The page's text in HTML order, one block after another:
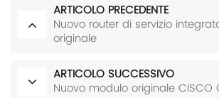
ARTICOLO PRECEDENTE
Nuovo router di servizio
originale
ARTICOLO SUCCESSIVO
Nuovo modulo originale CISCO